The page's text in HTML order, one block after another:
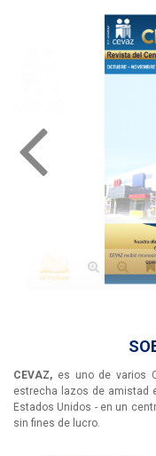
CEVAZ, es uno de varios
estrecha lazos de amistad
Estados Unidos - en un
sin fines de lucro.